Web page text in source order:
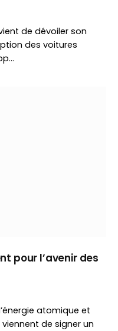
de dévoiler son
des voitures
pour l’avenir des
atomique et
de signer un